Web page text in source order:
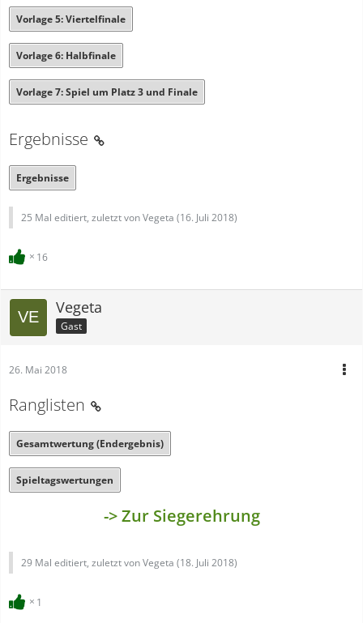
Vorlage 5: Viertelfinale
Vorlage 6: Halbfinale
Vorlage 7: Spiel um Platz 3 und Finale
Ergebnisse
Ergebnisse
25 Mal editiert, zuletzt von Vegeta (16. Juli 2018)
16
Vegeta
Gast
26. Mai 2018
Ranglisten
Gesamtwertung (Endergebnis)
Spieltagswertungen
-> Zur Siegerehrung
29 Mal editiert, zuletzt von Vegeta (18. Juli 2018)
1